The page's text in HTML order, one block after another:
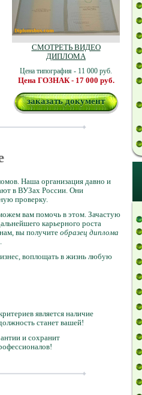
СМОТРЕТЬ ВИДЕО
ДИПЛОМА
Цена типография - 11 000 руб.
Цена ГОЗНАК - 17 000 руб.
заказать документ
Наша организация давно и
в ВУЗах России. Они
проверку.
вам помочь в этом. Зачастую
карьерного роста
вы получите образец диплома
воплощать в жизнь любую
является наличие
станет вашей!
и сохранит